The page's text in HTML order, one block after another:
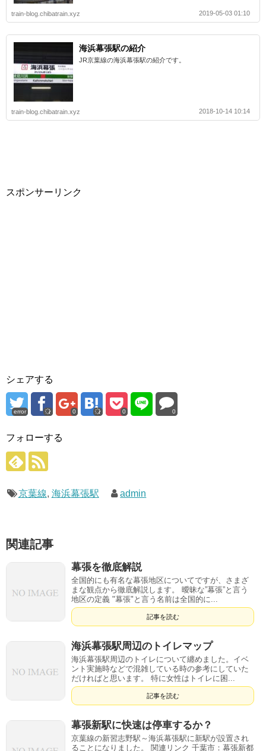
train-blog.chibatrain.xyz 2019-05-03 01:10
海浜幕張駅の紹介
JR京葉線の海浜幕張駅の紹介です。
train-blog.chibatrain.xyz 2018-10-14 10:14
スポンサーリンク
シェアする
error 0 0 0
フォローする
京葉線, 海浜幕張駅 admin
関連記事
幕張を徹底解説
全国的にも有名な幕張地区についてですが、さまざ
まな観点から徹底解説します。 曖昧な”幕張”と言う
地区の定義 "幕張"と言う名前は全国的に...
記事を読む
海浜幕張駅周辺のトイレマップ
海浜幕張駅周辺のトイレについて纏めました。イベ
ント実施時などで混雑している時の参考にしていた
だければと思います。 特に女性はトイレに困...
記事を読む
幕張新駅に快速は停車するか？
京葉線の新習志野駅～海浜幕張駅に新駅が設置され
ることになりました。 関連リンク 千葉市：幕張新都